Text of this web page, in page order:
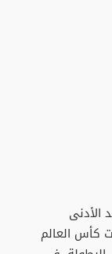
الأدنى
كأس العالم